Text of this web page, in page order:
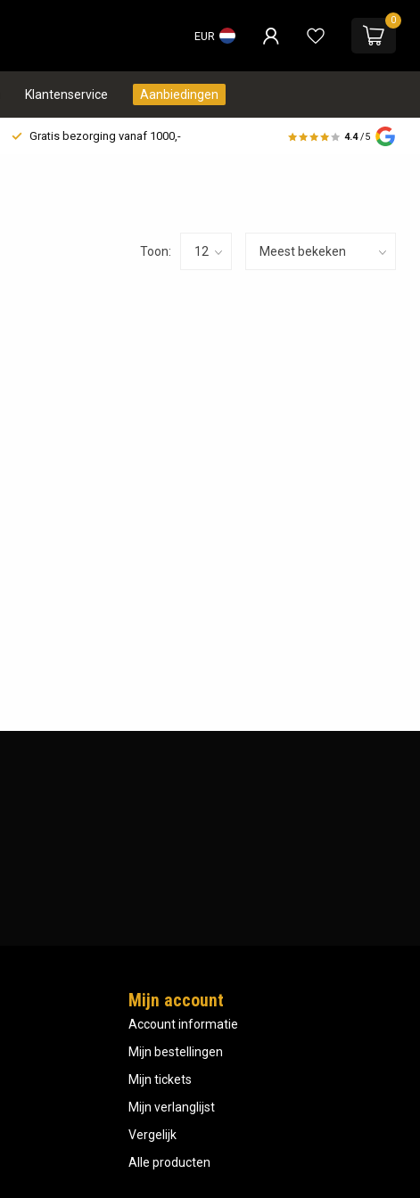
EUR
0
Klantenservice Aanbiedingen
Gratis bezorging vanaf 1000,- 4.4 /5
Toon:
Mijn account
Account informatie
Mijn bestellingen
Mijn tickets
Mijn verlanglijst
Vergelijk
Alle producten